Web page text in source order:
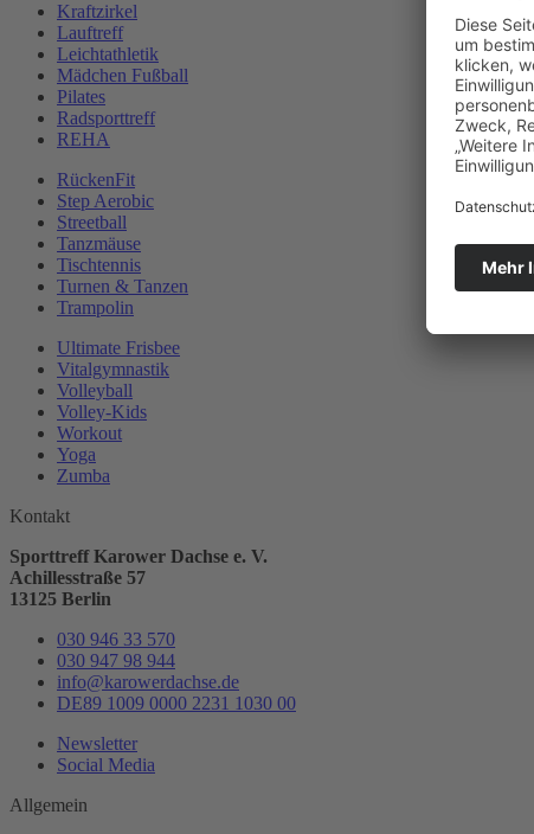
Kraftzirkel
Lauftreff
Leichtathletik
Mädchen Fußball
Pilates
Radsporttreff
REHA
RückenFit
Step Aerobic
Streetball
Tanzmäuse
Tischtennis
Turnen & Tanzen
Trampolin
Ultimate Frisbee
Vitalgymnastik
Volleyball
Volley-Kids
Workout
Yoga
Zumba
Kontakt
Sporttreff Karower Dachse e. V.
Achillesstraße 57
13125 Berlin
030 946 33 570
030 947 98 944
info@karowerdachse.de
DE89 1009 0000 2231 1030 00
Newsletter
Social Media
Allgemein